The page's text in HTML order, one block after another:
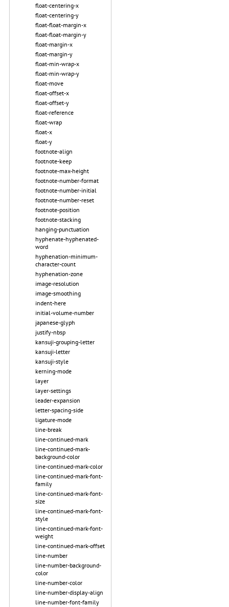
float-centering-x
float-centering-y
float-float-margin-x
float-float-margin-y
float-margin-x
float-margin-y
float-min-wrap-x
float-min-wrap-y
float-move
float-offset-x
float-offset-y
float-reference
float-wrap
float-x
float-y
footnote-align
footnote-keep
footnote-max-height
footnote-number-format
footnote-number-initial
footnote-number-reset
footnote-position
footnote-stacking
hanging-punctuation
hyphenate-hyphenated-
word
hyphenation-minimum-
character-count
hyphenation-zone
image-resolution
image-smoothing
indent-here
initial-volume-number
japanese-glyph
justify-nbsp
kansuji-grouping-letter
kansuji-letter
kansuji-style
kerning-mode
layer
layer-settings
leader-expansion
letter-spacing-side
ligature-mode
line-break
line-continued-mark
line-continued-mark-
background-color
line-continued-mark-color
line-continued-mark-font-
family
line-continued-mark-font-
size
line-continued-mark-font-
style
line-continued-mark-font-
weight
line-continued-mark-offset
line-number
line-number-background-
color
line-number-color
line-number-display-align
line-number-font-family